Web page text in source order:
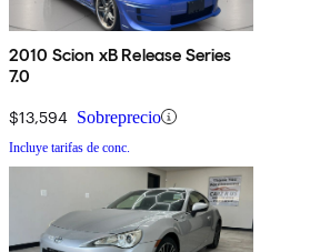
2010 Scion xB Release Series
7.0
$13,594 Sobreprecio
Incluye tarifas de conc.